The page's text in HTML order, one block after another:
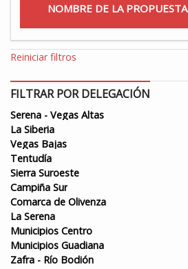
NOMBRE DE LA PROPUESTA
Reiniciar filtros
FILTRAR POR DELEGACIÓN